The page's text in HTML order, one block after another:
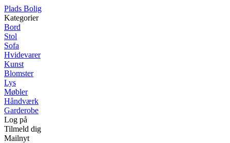
Plads Bolig
Kategorier
Bord
Stol
Sofa
Hvidevarer
Kunst
Blomster
Lys
Møbler
Håndværk
Garderobe
Log på
Tilmeld dig
Mailnyt